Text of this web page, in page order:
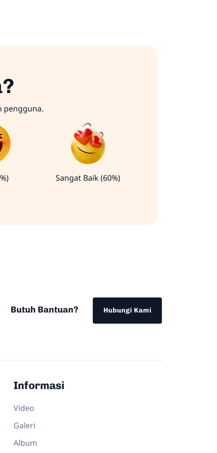
pengguna.
Sangat Baik (60%)
Butuh Bantuan? Hubungi Kami
Informasi
Video
Galeri
Album